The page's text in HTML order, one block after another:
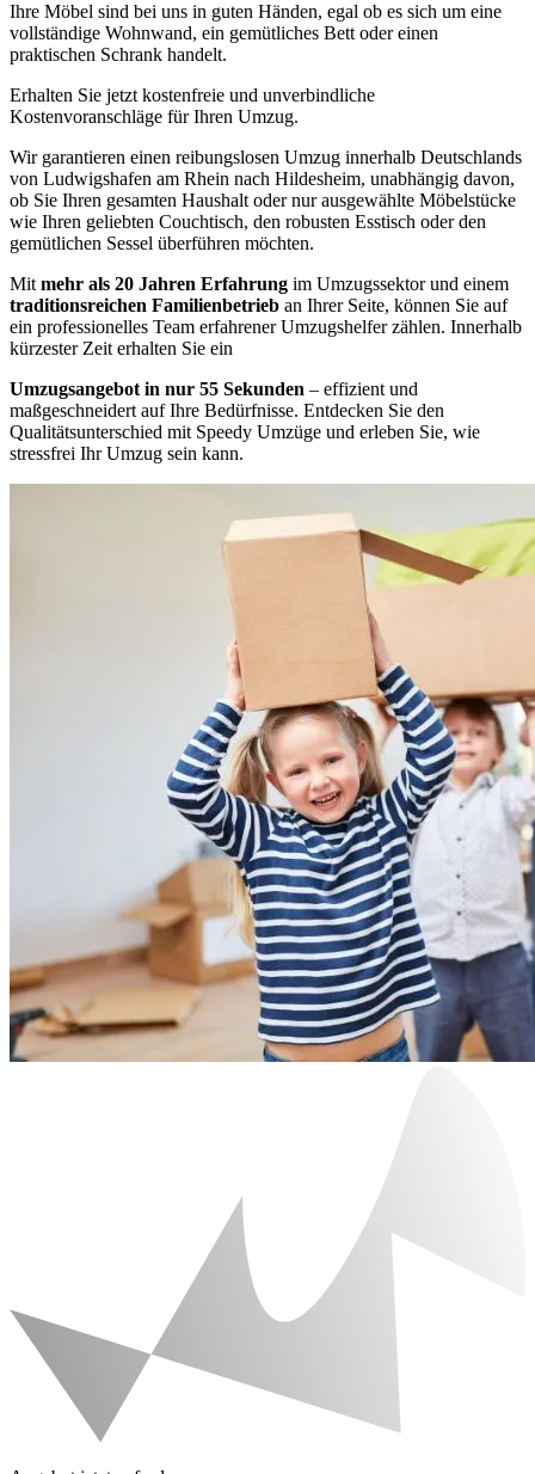
Ihre Möbel sind bei uns in guten Händen, egal ob es sich um eine
vollständige Wohnwand, ein gemütliches Bett oder einen
praktischen Schrank handelt.
Erhalten Sie jetzt kostenfreie und unverbindliche
Kostenvoranschläge für Ihren Umzug.
Wir garantieren einen reibungslosen Umzug innerhalb Deutschlands
von Ludwigshafen am Rhein nach Hildesheim, unabhängig davon,
ob Sie Ihren gesamten Haushalt oder nur ausgewählte Möbelstücke
wie Ihren geliebten Couchtisch, den robusten Esstisch oder den
gemütlichen Sessel überführen möchten.
Mit mehr als 20 Jahren Erfahrung im Umzugssektor und einem
traditionsreichen Familienbetrieb an Ihrer Seite, können Sie auf
ein professionelles Team erfahrener Umzugshelfer zählen. Innerhalb
kürzester Zeit erhalten Sie ein
Umzugsangebot in nur 55 Sekunden – effizient und
maßgeschneidert auf Ihre Bedürfnisse. Entdecken Sie den
Qualitätsunterschied mit Speedy Umzüge und erleben Sie, wie
stressfrei Ihr Umzug sein kann.